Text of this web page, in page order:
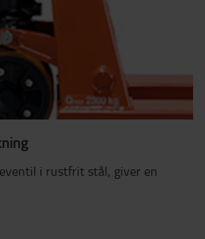
i rustfrit stål, giver en